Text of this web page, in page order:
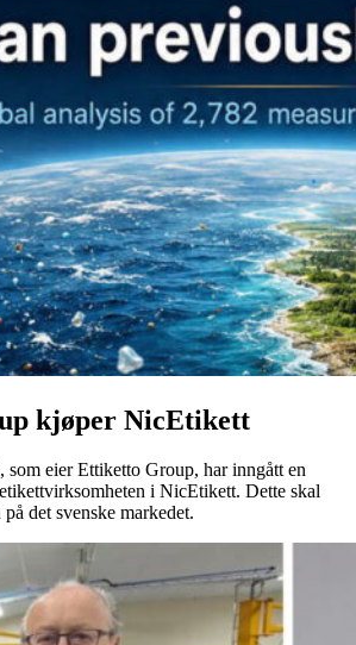
kjøper NicEtikett
som eier Ettiketto Group, har inngått en
i NicEtikett. Dette skal
det svenske markedet.